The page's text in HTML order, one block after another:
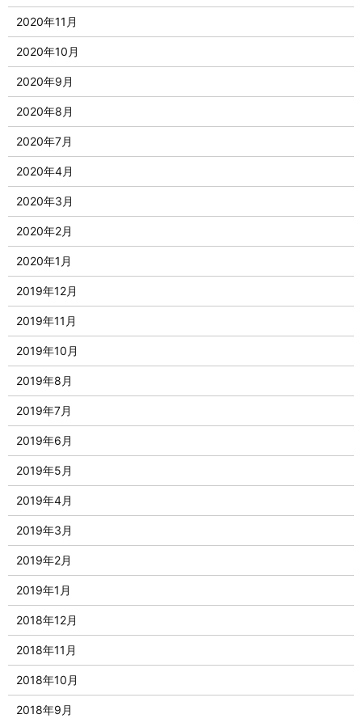
2020年11月
2020年10月
2020年9月
2020年8月
2020年7月
2020年4月
2020年3月
2020年2月
2020年1月
2019年12月
2019年11月
2019年10月
2019年8月
2019年7月
2019年6月
2019年5月
2019年4月
2019年3月
2019年2月
2019年1月
2018年12月
2018年11月
2018年10月
2018年9月